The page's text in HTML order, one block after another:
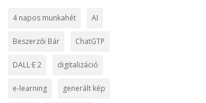
4 napos munkahét AI
Beszerzői Bár ChatGTP
DALL·E 2 digitalizáció
e-learning generált kép